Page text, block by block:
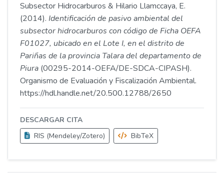
Subsector Hidrocarburos & Hilario Llamccaya, E.
(2014). Identificación de pasivo ambiental del
subsector hidrocarburos con código de Ficha OEFA
F01027, ubicado en el Lote I, en el distrito de
Pariñas de la provincia Talara del departamento de
Piura (00295-2014-OEFA/DE-SDCA-CIPASH).
Organismo de Evaluación y Fiscalización Ambiental.
https://hdl.handle.net/20.500.12788/2650
DESCARGAR CITA
RIS (Mendeley/Zotero)
BibTeX